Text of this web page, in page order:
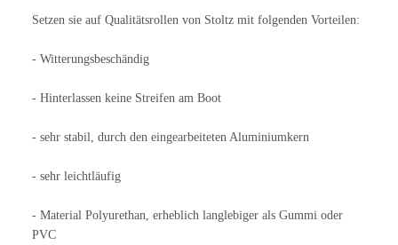
Setzen sie auf Qualitätsrollen von Stoltz mit folgenden Vorteilen:
- Witterungsbeschändig
- Hinterlassen keine Streifen am Boot
- sehr stabil, durch den eingearbeiteten Aluminiumkern
- sehr leichtläufig
- Material Polyurethan, erheblich langlebiger als Gummi oder
PVC